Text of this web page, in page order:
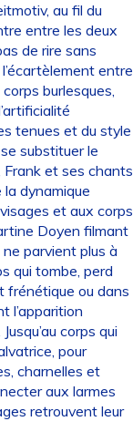
au fil du
entre les deux
de rire sans
entre
burlesques,
tenues et du style
substituer le
et ses chants
la dynamique
et aux corps
Doyen filmant
parvient plus à
qui tombe, perd
frénétique ou dans
l’apparition
corps qui
pour
charnelles et
aux larmes
retrouvent leur